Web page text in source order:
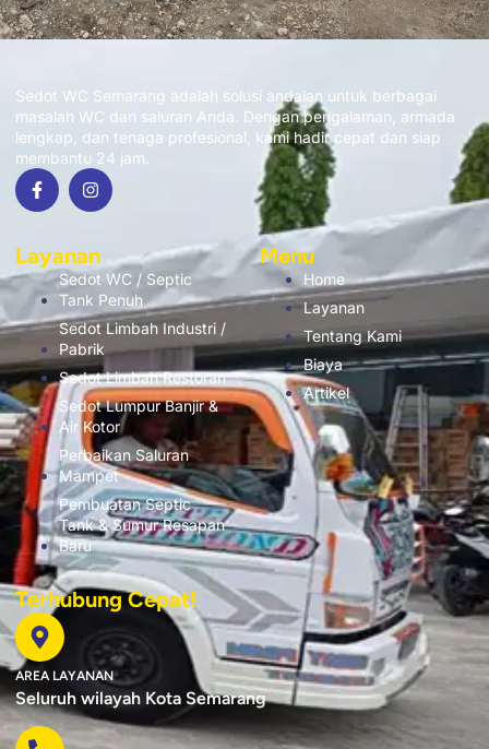
Sedot WC Semarang adalah solusi andalan untuk berbagai
masalah WC dan saluran Anda. Dengan pengalaman, armada
lengkap, dan tenaga profesional, kami hadir cepat dan siap
membantu 24 jam.
Layanan
Sedot WC / Septic
Tank Penuh
Sedot Limbah Industri /
Pabrik
Sedot Limbah Restoran
Sedot Lumpur Banjir &
Air Kotor
Perbaikan Saluran
Mampet
Pembuatan Septic
Tank & Sumur Resapan
Baru
Menu
Home
Layanan
Tentang Kami
Biaya
Artikel
Terhubung Cepat!
AREA LAYANAN
Seluruh wilayah Kota Semarang